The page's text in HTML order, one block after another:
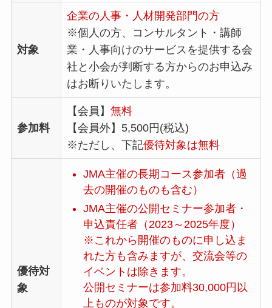
対象
企業の人事・人材開発部門の方
※個人の方、コンサルタント・講師
業・人事向けのサービスを提供する会
社と小会が判断する方からのお申込み
はお断りいたします。
参加料
【会員】 無料
【会員外】5,500円(税込)
※ただし、下記優待対象は無料
優待対
象
JMA主催の長期コース参加者（過
去の開催のものも含む）
JMA主催の公開セミナー参加者・
申込責任者（2023～2025年度）
※これから開催のものに申し込ま
れた方も含みますが、交流会等の
イベントは除きます。
公開セミナーは参加料30,000円以
上ものが対象です。